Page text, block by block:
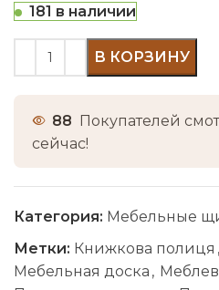
181 в наличии
В КОРЗИНУ
88 Покупателей
сейчас!
Категория: Мебельные
Метки: Книжкова полиця ,
Мебельная доска ,